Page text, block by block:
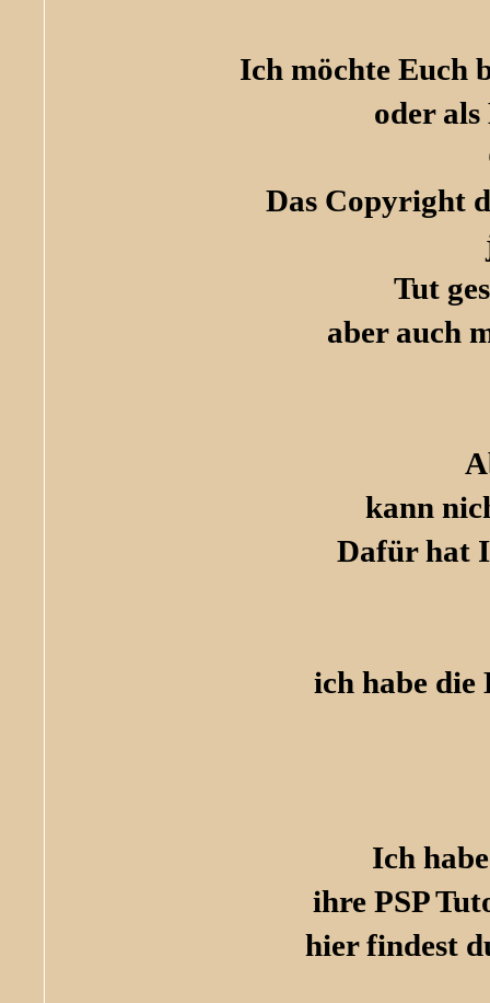
Ich möchte Euch
oder als
Das Copyright
Tut
aber auch
kann
Dafür hat
ich habe die
Ich
ihre PSP
hier findest